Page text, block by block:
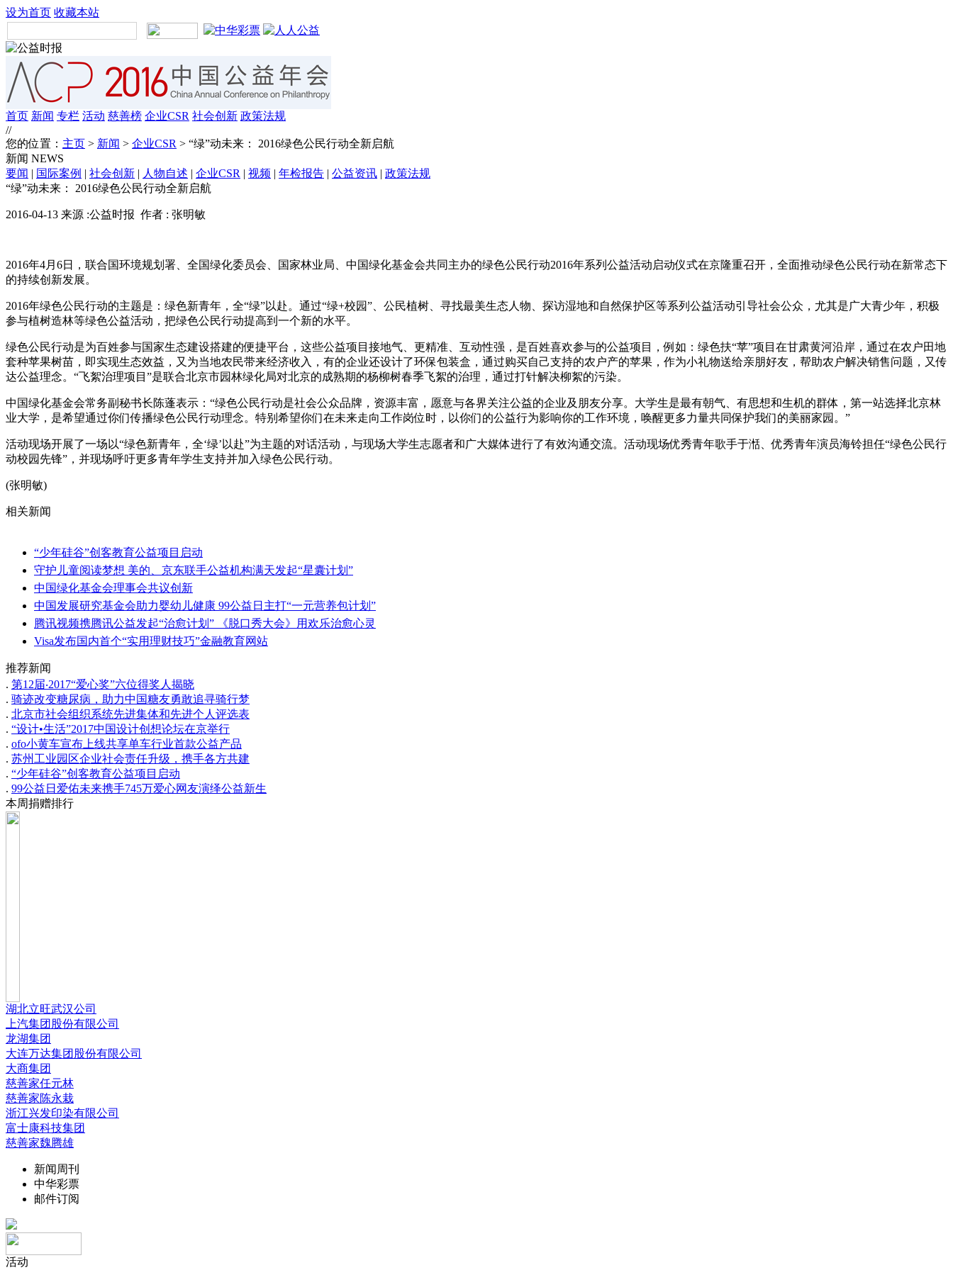
设为首页 收藏本站
首页 新闻 专栏 活动 慈善榜 企业CSR 社会创新 政策法规
//
您的位置： 主页 > 新闻 > 企业CSR > “绿”动未来： 2016绿色公民行动全新启航
新闻 NEWS
要闻 | 国际案例 | 社会创新 | 人物自述 | 企业CSR | 视频 | 年检报告 | 公益资讯 | 政策法规
“绿”动未来： 2016绿色公民行动全新启航
2016-04-13 来源 :公益时报 作者 : 张明敏
2016年4月6日，联合国环境规划署、全国绿化委员会、国家林业局、中国绿化基金会共同主办的绿色公民行动2016年系列公益活动启动仪式在京隆重召开，全面推动绿色公民行动在新常态下
的持续创新发展。
2016年绿色公民行动的主题是：绿色新青年，全“绿”以赴。通过“绿+校园”、公民植树、寻找最美生态人物、探访湿地和自然保护区等系列公益活动引导社会公众，尤其是广大青少年，积极
参与植树造林等绿色公益活动，把绿色公民行动提高到一个新的水平。
绿色公民行动是为百姓参与国家生态建设搭建的便捷平台，这些公益项目接地气、更精准、互动性强，是百姓喜欢参与的公益项目，例如：绿色扶“苹”项目在甘肃黄河沿岸，通过在农户田地
套种苹果树苗，即实现生态效益，又为当地农民带来经济收入，有的企业还设计了环保包装盒，通过购买自己支持的农户产的苹果，作为小礼物送给亲朋好友，帮助农户解决销售问题，又传
达公益理念。“飞絮治理项目”是联合北京市园林绿化局对北京的成熟期的杨柳树春季飞絮的治理，通过打针解决柳絮的污染。
中国绿化基金会常务副秘书长陈蓬表示：“绿色公民行动是社会公众品牌，资源丰富，愿意与各界关注公益的企业及朋友分享。大学生是最有朝气、有思想和生机的群体，第一站选择北京林
业大学，是希望通过你们传播绿色公民行动理念。特别希望你们在未来走向工作岗位时，以你们的公益行为影响你的工作环境，唤醒更多力量共同保护我们的美丽家园。”
活动现场开展了一场以“绿色新青年，全‘绿’以赴”为主题的对话活动，与现场大学生志愿者和广大媒体进行了有效沟通交流。活动现场优秀青年歌手于湉、优秀青年演员海铃担任“绿色公民行
动校园先锋”，并现场呼吁更多青年学生支持并加入绿色公民行动。
(张明敏)
相关新闻
“少年硅谷”创客教育公益项目启动
守护儿童阅读梦想 美的、京东联手公益机构满天发起“星囊计划”
中国绿化基金会理事会共议创新
中国发展研究基金会助力婴幼儿健康 99公益日主打“一元营养包计划”
腾讯视频携腾讯公益发起“治愈计划” 《脱口秀大会》用欢乐治愈心灵
Visa发布国内首个“实用理财技巧”金融教育网站
推荐新闻
. 第12届‧2017“爱心奖”六位得奖人揭晓
. 骑迹改变糖尿病，助力中国糖友勇敢追寻骑行梦
. 北京市社会组织系统先进集体和先进个人评选表
. “设计•生活”2017中国设计创想论坛在京举行
. ofo小黄车宣布上线共享单车行业首款公益产品
. 苏州工业园区企业社会责任升级，携手各方共建
. “少年硅谷”创客教育公益项目启动
. 99公益日爱佑未来携手745万爱心网友演绎公益新生
本周捐赠排行
湖北立旺武汉公司
上汽集团股份有限公司
龙湖集团
大连万达集团股份有限公司
大商集团
慈善家任元林
慈善家陈永栽
浙江兴发印染有限公司
富士康科技集团
慈善家魏腾雄
新闻周刊
中华彩票
邮件订阅
活动